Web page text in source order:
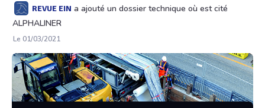
REVUE EIN a ajouté un dossier technique où est cité
ALPHALINER
Le 01/03/2021